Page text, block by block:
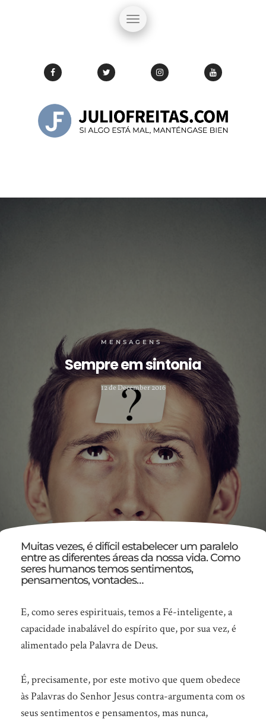
MENSAGENS
Sempre em sintonia
12 de December 2016
Sempre
em
sintonia
Muitas vezes, é difícil estabelecer um paralelo
entre as diferentes áreas da nossa vida. Como
seres humanos temos sentimentos,
pensamentos, vontades…
E, como seres espirituais, temos a Fé-inteligente, a
capacidade inabalável do espírito que, por sua vez, é
alimentado pela Palavra de Deus.
É, precisamente, por este motivo que quem obedece
às Palavras do Senhor Jesus contra-argumenta com os
seus sentimentos e pensamentos, mas nunca,